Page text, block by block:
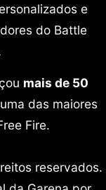
e
do Battle
mais de 50
das maiores
Fire.
reservados.